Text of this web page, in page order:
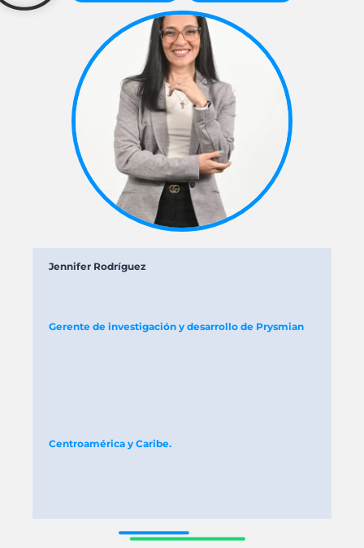
Jennifer Rodríguez
Gerente de investigación y desarrollo de Prysmian
Centroamérica y Caribe.